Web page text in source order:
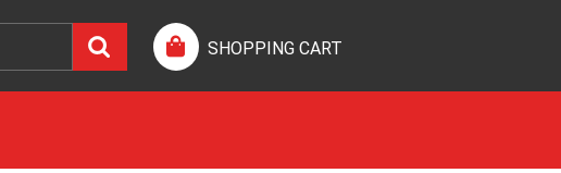
SHOPPING CART